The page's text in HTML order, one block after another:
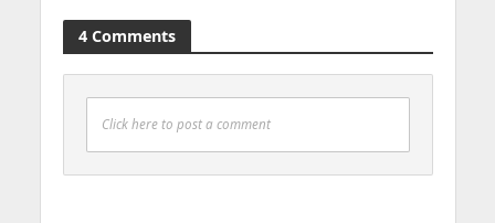
4 Comments
Click here to post a comment